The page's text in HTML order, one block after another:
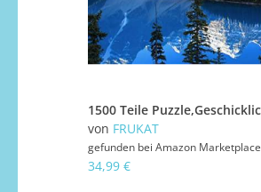
von FRUKAT
gefunden bei Amazon Marketplace
34,99 €